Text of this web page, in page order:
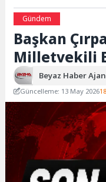
Gündem
Başkan
Milletvekili
Beyaz Haber
Güncelleme: 13 May 2026